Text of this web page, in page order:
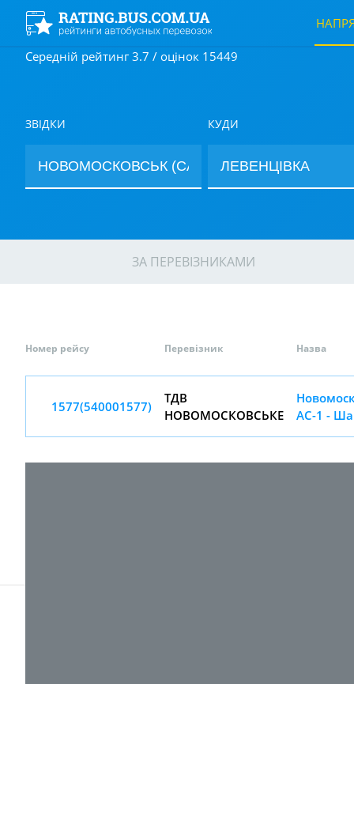
Середній рейтинг 3.7 / оцінок 15449
ЗВІДКИ КУДИ
ЗА ПЕРЕВІЗНИКАМИ
Номер рейсу Перевізник Назва
1577(540001577)
ТДВ
НОВОМОСКОВСЬКЕ
АС-1 -